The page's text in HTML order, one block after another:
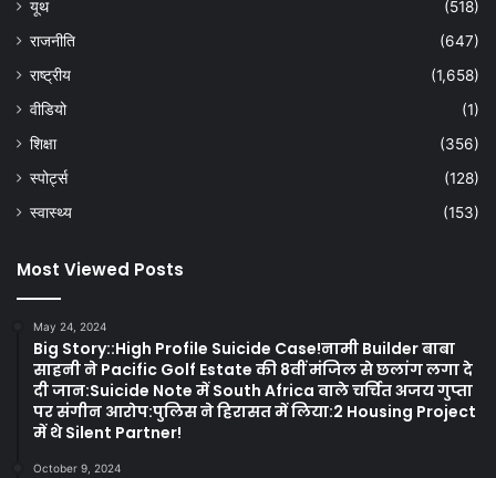
यूथ
(518)
राजनीति
(647)
राष्ट्रीय
(1,658)
वीडियो
(1)
शिक्षा
(356)
स्पोर्ट्स
(128)
स्वास्थ्य
(153)
Most Viewed Posts
May 24, 2024
Big Story::High Profile Suicide Case!नामी Builder बाबा
साहनी ने Pacific Golf Estate की 8वीं मंजिल से छलांग लगा दे
दी जान:Suicide Note में South Africa वाले चर्चित अजय गुप्ता
पर संगीन आरोप:पुलिस ने हिरासत में लिया:2 Housing Project
में थे Silent Partner!
October 9, 2024